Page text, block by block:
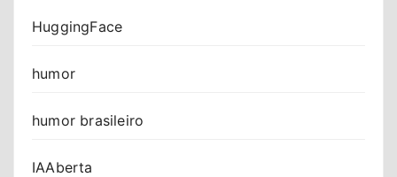
HuggingFace
humor
humor brasileiro
IAAberta